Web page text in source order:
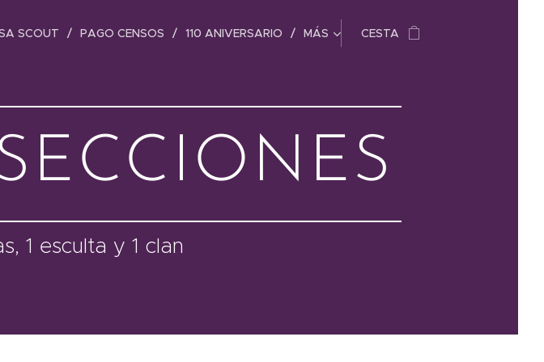
SCOUT PAGO CENSOS 110 ANIVERSARIO MÁS CESTA
1 esculta y 1 clan